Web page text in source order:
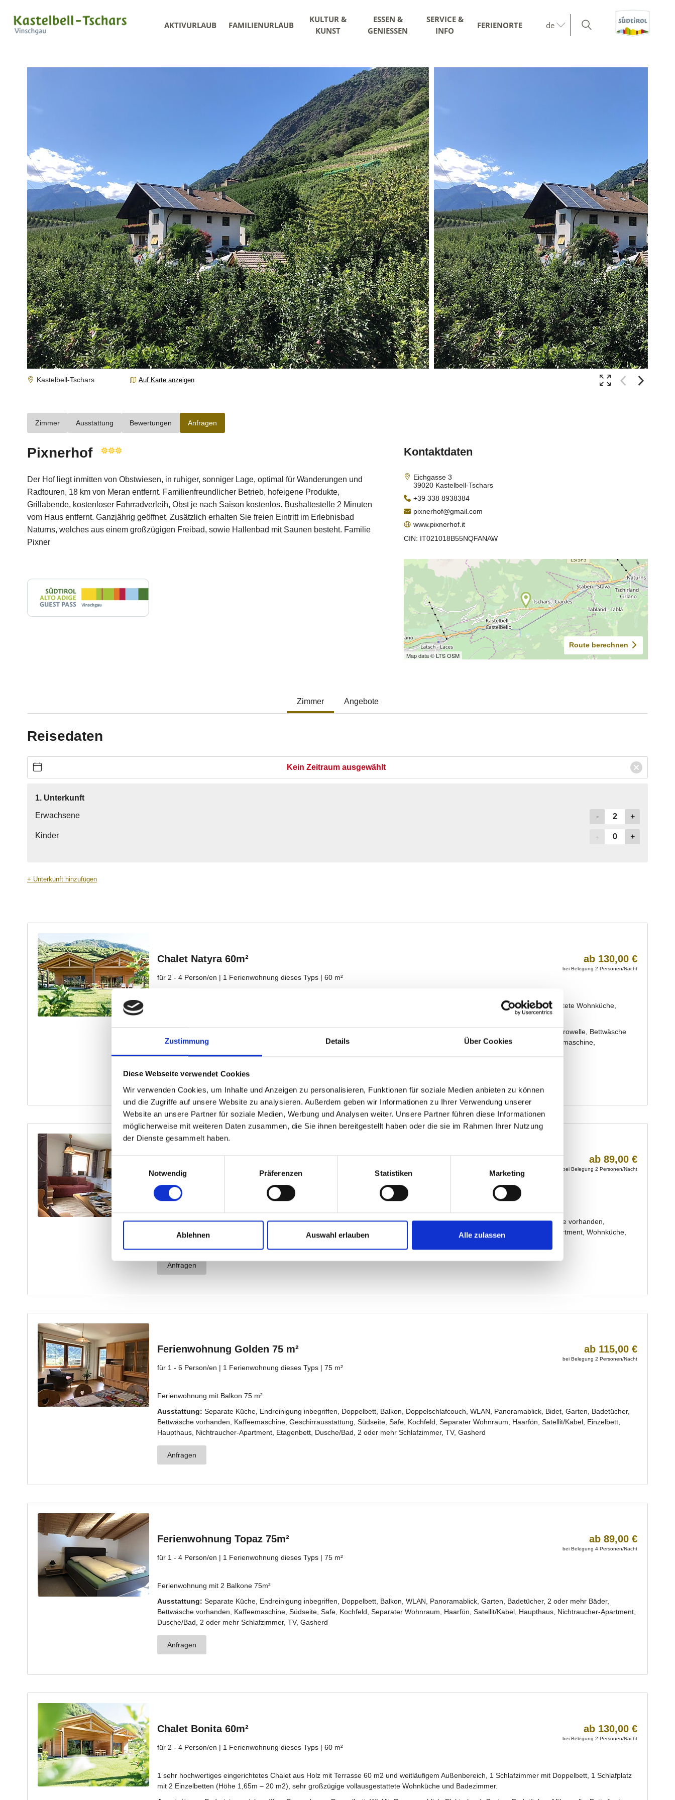
Zustimmung Details Über Cookies
Diese Webseite verwendet Cookies
Wir verwenden Cookies, um Inhalte und Anzeigen zu personalisieren, Funktionen für soziale Medien anbieten zu können
und die Zugriffe auf unsere Website zu analysieren. Außerdem geben wir Informationen zu Ihrer Verwendung unserer
Website an unsere Partner für soziale Medien, Werbung und Analysen weiter. Unsere Partner führen diese Informationen
möglicherweise mit weiteren Daten zusammen, die Sie ihnen bereitgestellt haben oder die sie im Rahmen Ihrer Nutzung
der Dienste gesammelt haben.
Notwendig
Präferenzen Statistiken Marketing
Ablehnen Auswahl erlauben Alle zulassen
AKTIVURLAUB FAMILIENURLAUB
KULTUR &
KUNST
ESSEN &
GENIESSEN
SERVICE &
INFO
FERIENORTE de